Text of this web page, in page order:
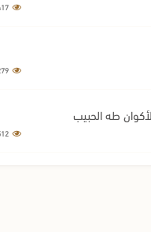
216417
214279
طه الحبيب
219512